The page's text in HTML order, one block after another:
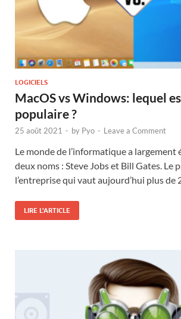
LOGICIELS
MacOS vs Windows: lequel
populaire ?
25 août 2021 - by Pyo - Leave a Comment
Le monde de l’informatique a largement
deux noms : Steve Jobs et Bill Gates. Le
l’entreprise qui vaut aujourd’hui plus de
LIRE L'ARTICLE